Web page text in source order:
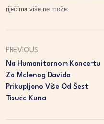
riječima više ne može.
PREVIOUS
Na Humanitarnom Koncertu
Za Malenog Davida
Prikupljeno Više Od Šest
Tisuća Kuna